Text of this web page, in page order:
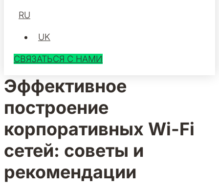
RU
UK
СВЯЗАТЬСЯ С НАМИ
Эффективное
построение
корпоративных Wi-Fi
сетей: советы и
рекомендации